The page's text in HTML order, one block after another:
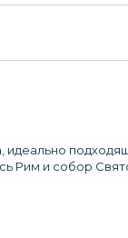
идеально
Рим и собор